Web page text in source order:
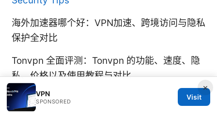
海外加速器哪个好：VPN加速、跨境访问与隐私
保护全对比
Tonvpn 全面评测：Tonvpn 的功能、速度、隐
私、价格以及使用教程与对比
×
VPN
SPONSORED
Visit